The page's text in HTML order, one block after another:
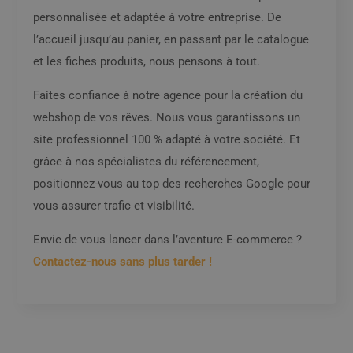
personnalisée et adaptée à votre entreprise. De
l’accueil jusqu’au panier, en passant par le catalogue
et les fiches produits, nous pensons à tout.
Faites confiance à notre agence pour la création du
webshop de vos rêves. Nous vous garantissons un
site professionnel 100 % adapté à votre société. Et
grâce à nos spécialistes du référencement,
positionnez-vous au top des recherches Google pour
vous assurer trafic et visibilité.
Envie de vous lancer dans l’aventure E-commerce ?
Contactez-nous sans plus tarder !